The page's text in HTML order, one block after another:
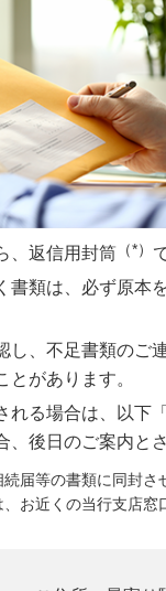
、返信用封筒（*）
書類は、必ず原本
し、不足書類のご
とがあります。
れる場合は、以下
、後日のご案内と
届等の書類に同封さ
お近くの当行支店窓